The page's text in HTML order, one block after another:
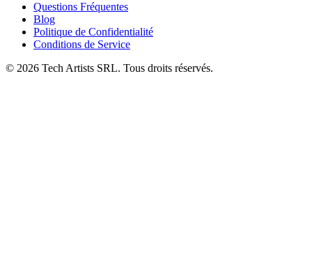
Questions Fréquentes
Blog
Politique de Confidentialité
Conditions de Service
© 2026 Tech Artists SRL. Tous droits réservés.